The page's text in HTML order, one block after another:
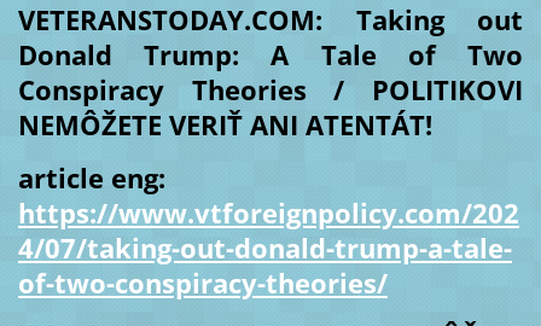
VETERANSTODAY.COM: Taking out
Donald Trump: A Tale of Two
Conspiracy Theories / POLITIKOVI
NEMÔŽETE VERIŤ ANI ATENTÁT!
article eng:
https://www.vtforeignpolicy.com/202
4/07/taking-out-donald-trump-a-tale-
of-two-conspiracy-theories/